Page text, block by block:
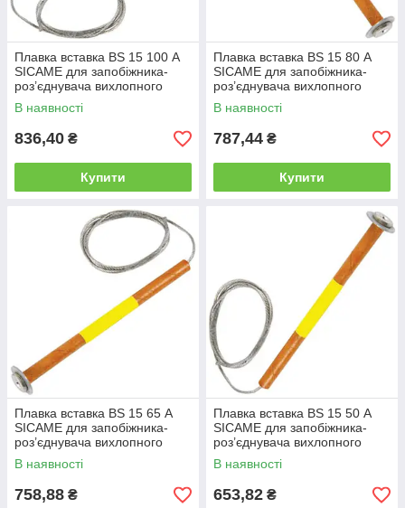
Плавка вставка BS 15 100 А
SICAME для запобіжника-
роз’єднувача вихлопного
типу, нитка запобіжника
В наявності
836,40 ₴
Купити
Плавка вставка BS 15 80 А
SICAME для запобіжника-
роз’єднувача вихлопного
типу, нитка запобіжника
В наявності
787,44 ₴
Купити
Плавка вставка BS 15 65 А
SICAME для запобіжника-
роз’єднувача вихлопного
типу, нитка запобіжника
В наявності
758,88 ₴
Плавка вставка BS 15 50 А
SICAME для запобіжника-
роз’єднувача вихлопного
типу, нитка запобіжника
В наявності
653,82 ₴